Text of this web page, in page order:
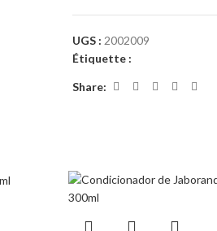
UGS : 2002009
Étiquette :
Share: